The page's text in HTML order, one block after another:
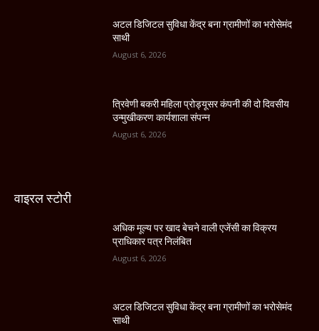
अटल डिजिटल सुविधा केंद्र बना ग्रामीणों का भरोसेमंद
साथी
August 6, 2026
त्रिवेणी बकरी महिला प्रोड्यूसर कंपनी की दो दिवसीय
उन्मुखीकरण कार्यशाला संपन्न
August 6, 2026
वाइरल स्टोरी
अधिक मूल्य पर खाद बेचने वाली एजेंसी का विक्रय
प्राधिकार पत्र निलंबित
August 6, 2026
अटल डिजिटल सुविधा केंद्र बना ग्रामीणों का भरोसेमंद
साथी